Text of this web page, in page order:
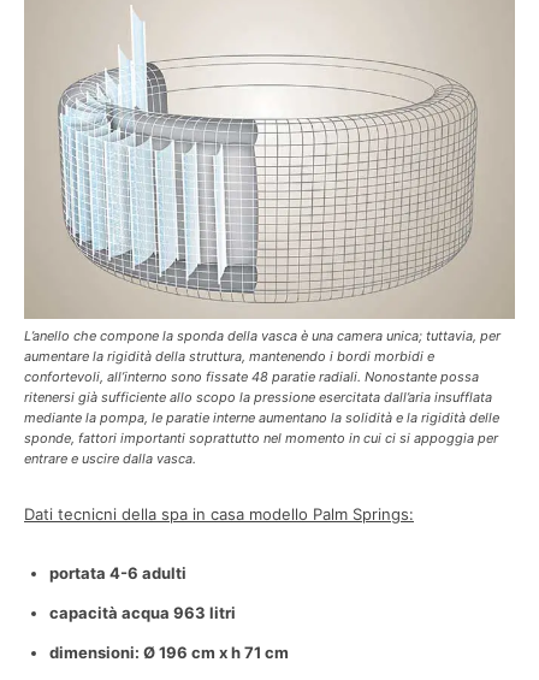
L’anello che compone la sponda della vasca è una camera unica; tuttavia, per
aumentare la rigidità della struttura, mantenendo i bordi morbidi e
confortevoli, all’interno sono fissate 48 paratie radiali. Nonostante possa
ritenersi già sufficiente allo scopo la pressione esercitata dall’aria insufflata
mediante la pompa, le paratie interne aumentano la solidità e la rigidità delle
sponde, fattori importanti soprattutto nel momento in cui ci si appoggia per
entrare e uscire dalla vasca.
Dati tecnicni della spa in casa modello Palm Springs:
portata 4-6 adulti
capacità acqua 963 litri
dimensioni: Ø 196 cm x h 71 cm